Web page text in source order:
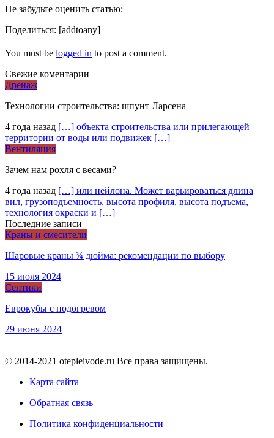
Не забудьте оценить статью:
Поделиться: [addtoany]
You must be logged in to post a comment.
Свежие коментарии
Дренаж
Технологии строительства: шпунт Ларсена
4 года назад […] объекта строительства или прилегающей
территории от воды или подвижек […]
Вентиляция
Зачем нам рохля с весами?
4 года назад […] или нейлона. Может варьироваться длина
вил, грузоподъемность, высота профиля, высота подъема,
технология окраски и […]
Последние записи
Краны и смесители
Шаровые краны ¾ дюйма: рекомендации по выбору
15 июля 2024
Септики
Еврокубы с подогревом
29 июня 2024
© 2014-2021 otepleivode.ru Все права защищены.
Карта сайта
Обратная связь
Политика конфиденциальности